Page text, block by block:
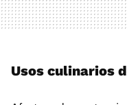
Usos culinarios